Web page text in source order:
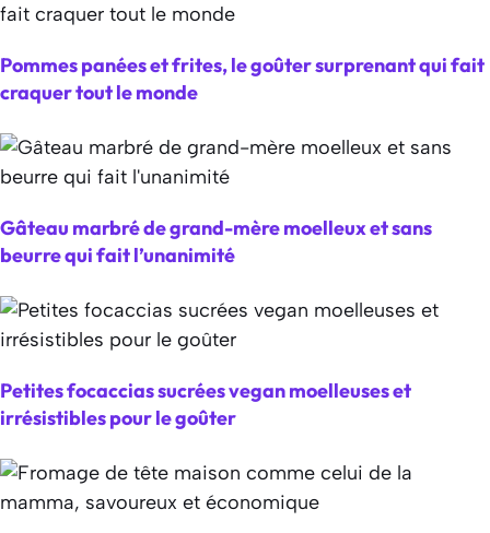
Pommes panées et frites, le goûter surprenant qui fait
craquer tout le monde
Gâteau marbré de grand-mère moelleux et sans
beurre qui fait l’unanimité
Petites focaccias sucrées vegan moelleuses et
irrésistibles pour le goûter